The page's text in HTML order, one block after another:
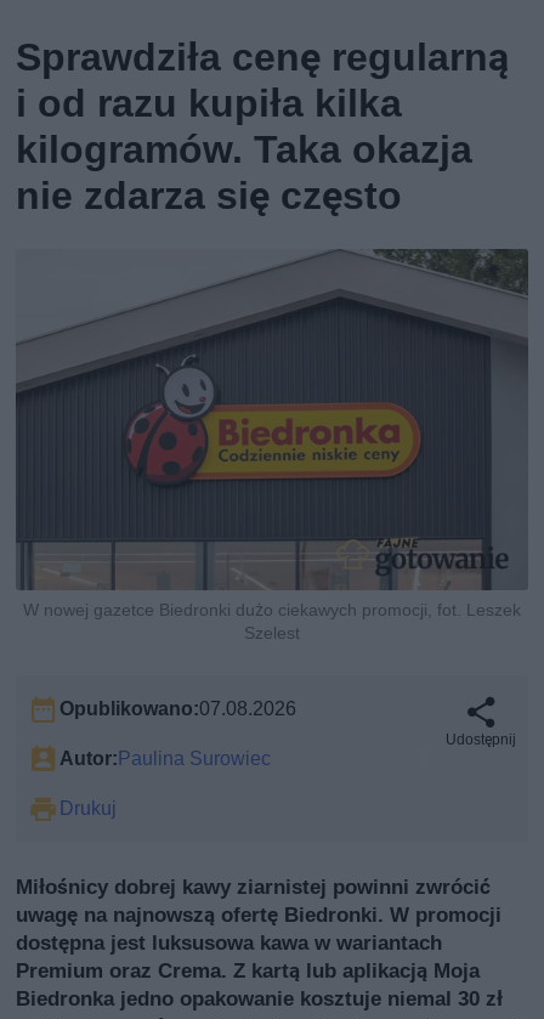
Sprawdziła cenę regularną
i od razu kupiła kilka
kilogramów. Taka okazja
nie zdarza się często
W nowej gazetce Biedronki dużo ciekawych promocji, fot. Leszek
Szelest
Opublikowano:07.08.2026
Autor:Paulina Surowiec
Drukuj
Udostępnij
Miłośnicy dobrej kawy ziarnistej powinni zwrócić
uwagę na najnowszą ofertę Biedronki. W promocji
dostępna jest luksusowa kawa w wariantach
Premium oraz Crema. Z kartą lub aplikacją Moja
Biedronka jedno opakowanie kosztuje niemal 30 zł